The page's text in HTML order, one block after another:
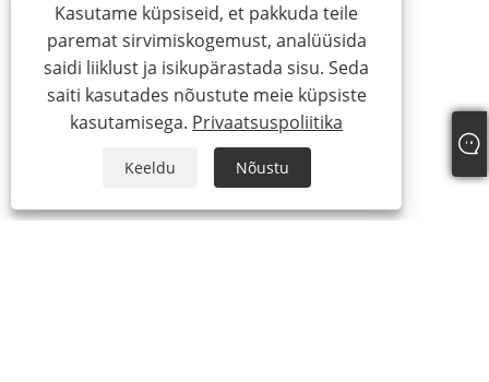
Kasutame küpsiseid, et pakkuda teile
paremat sirvimiskogemust, analüüsida
saidi liiklust ja isikupärastada sisu. Seda
saiti kasutades nõustute meie küpsiste
kasutamisega. Privaatsuspoliitika
Keeldu Nõustu